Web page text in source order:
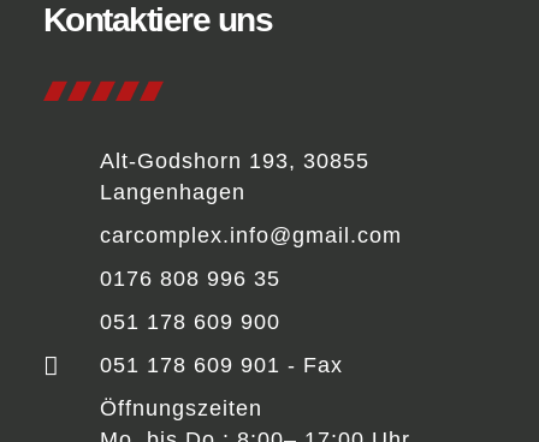
Kontaktiere uns
Alt-Godshorn 193, 30855
Langenhagen
carcomplex.info@gmail.com
0176 808 996 35
051 178 609 900
051 178 609 901 - Fax
Öffnungszeiten